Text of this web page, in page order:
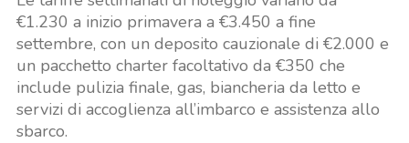
€1.230 a inizio primavera a €3.450 a fine
settembre, con un deposito cauzionale di €2.000 e
un pacchetto charter facoltativo da €350 che
include pulizia finale, gas, biancheria da letto e
servizi di accoglienza all’imbarco e assistenza allo
sbarco.